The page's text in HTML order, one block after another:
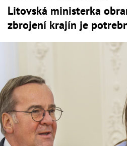
Litovská ministerka
zbrojení krajín je